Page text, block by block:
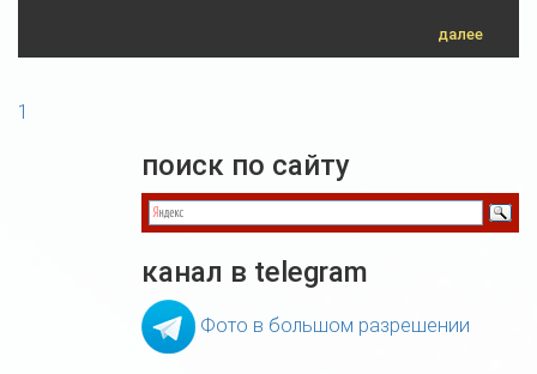
далее
1
поиск по сайту
канал в telegram
Фото в большом разрешении